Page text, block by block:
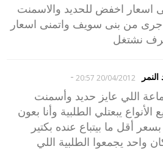
اسعار اخفض للحديد والاسمنت
من بنى سويف واتمنى اسعار
نشتغل
20/04/2012 20:57
-
اللي عايز حديد وأسمنت
الأنواع يبعتلي الطلبية وأنا بعون
أقل ما بيتباع عنده بكتير
يجمعوا الطلبية اللي